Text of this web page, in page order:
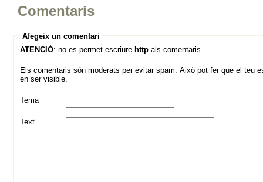
Comentaris
Afegeix un comentari
ATENCIÓ: no es permet escriure http als comentaris.
Els comentaris són moderats per evitar spam. Això pot fer que el teu
en ser visible.
Tema
Text